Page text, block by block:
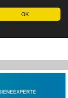
OK